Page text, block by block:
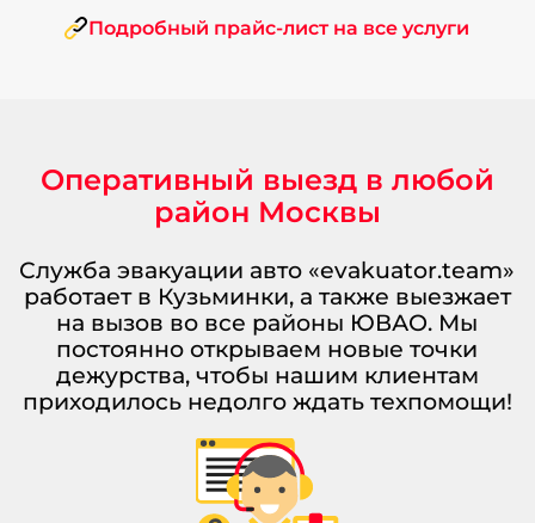
Подробный прайс-лист на все услуги
Оперативный выезд в любой
район Москвы
Служба эвакуации авто «evakuator.team»
работает в Кузьминки, а также выезжает
на вызов во все районы ЮВАО. Мы
постоянно открываем новые точки
дежурства, чтобы нашим клиентам
приходилось недолго ждать техпомощи!